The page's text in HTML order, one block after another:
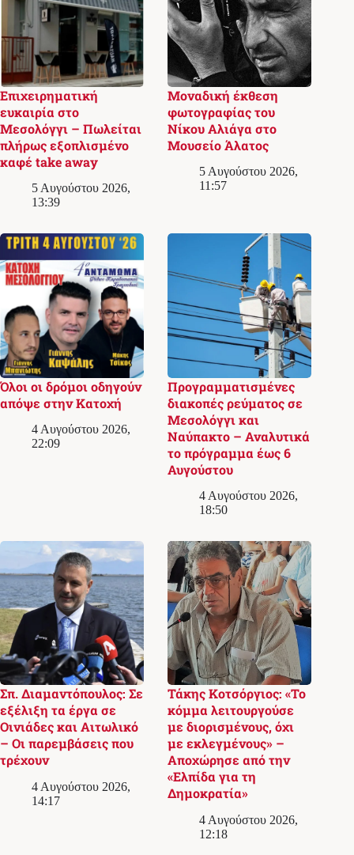
Επιχειρηματική
ευκαιρία στο
Μεσολόγγι – Πωλείται
πλήρως εξοπλισμένο
καφέ take away
5 Αυγούστου 2026,
13:39
Μοναδική έκθεση
φωτογραφίας του
Νίκου Αλιάγα στο
Μουσείο Άλατος
5 Αυγούστου 2026,
11:57
Όλοι οι δρόμοι οδηγούν
απόψε στην Κατοχή
4 Αυγούστου 2026,
22:09
Προγραμματισμένες
διακοπές ρεύματος σε
Μεσολόγγι και
Ναύπακτο – Αναλυτικά
το πρόγραμμα έως 6
Αυγούστου
4 Αυγούστου 2026,
18:50
Σπ. Διαμαντόπουλος: Σε
εξέλιξη τα έργα σε
Οινιάδες και Αιτωλικό
– Οι παρεμβάσεις που
τρέχουν
4 Αυγούστου 2026,
14:17
Τάκης Κοτσόργιος: «Το
κόμμα λειτουργούσε
με διορισμένους, όχι
με εκλεγμένους» –
Αποχώρησε από την
«Ελπίδα για τη
Δημοκρατία»
4 Αυγούστου 2026,
12:18